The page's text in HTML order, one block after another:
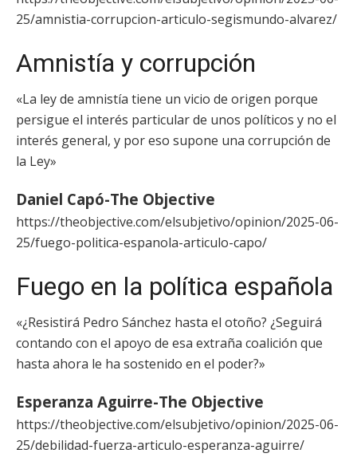
25/amnistia-corrupcion-articulo-segismundo-alvarez/
Amnistía y corrupción
«La ley de amnistía tiene un vicio de origen porque
persigue el interés particular de unos políticos y no el
interés general, y por eso supone una corrupción de
la Ley»
Daniel Capó-The Objective
https://theobjective.com/elsubjetivo/opinion/2025-06-
25/fuego-politica-espanola-articulo-capo/
Fuego en la política española
«¿Resistirá Pedro Sánchez hasta el otoño? ¿Seguirá
contando con el apoyo de esa extraña coalición que
hasta ahora le ha sostenido en el poder?»
Esperanza Aguirre-The Objective
https://theobjective.com/elsubjetivo/opinion/2025-06-
25/debilidad-fuerza-articulo-esperanza-aguirre/